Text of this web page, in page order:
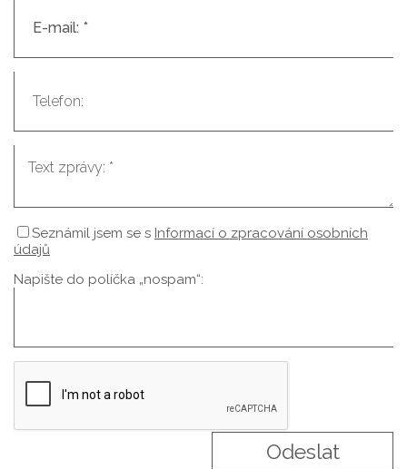
Seznámil jsem se s Informací o zpracování osobních
údajů
Napište do políčka „nospam“: